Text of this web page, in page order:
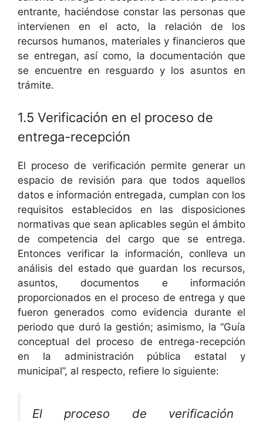
entrante, haciéndose constar las personas que
intervienen en el acto, la relación de los
recursos humanos, materiales y financieros que
se entregan, así como, la documentación que
se encuentre en resguardo y los asuntos en
trámite.
1.5 Verificación en el proceso de
entrega-recepción
El proceso de verificación permite generar un
espacio de revisión para que todos aquellos
datos e información entregada, cumplan con los
requisitos establecidos en las disposiciones
normativas que sean aplicables según el ámbito
de competencia del cargo que se entrega.
Entonces verificar la información, conlleva un
análisis del estado que guardan los recursos,
asuntos, documentos e información
proporcionados en el proceso de entrega y que
fueron generados como evidencia durante el
periodo que duró la gestión; asimismo, la “Guía
conceptual del proceso de entrega-recepción
en la administración pública estatal y
municipal”, al respecto, refiere lo siguiente:
El proceso de verificación